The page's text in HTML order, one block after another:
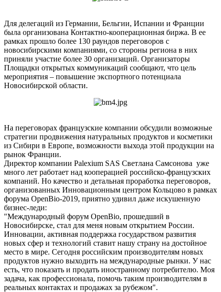
Для делегаций из Германии, Бельгии, Испании и Франции
была организована Контактно-кооперационная биржа. В ее
рамках прошло более 130 раундов переговоров с
новосибирскими компаниями, со стороны региона в них
приняли участие более 30 организаций. Организаторы
Площадки открытых коммуникаций сообщают, что цель
мероприятия – повышение экспортного потенциала
Новосибирской области.
На переговорах французские компании обсудили возможные
стратегии продвижения натуральных продуктов и косметики
из Сибири в Европе, возможности выхода этой продукции на
рынок Франции.
Директор компании Palexium SAS Светлана Самсонова уже
много лет работает над кооперацией российско-французских
компаний. Но качество и детальная проработка переговоров,
организованных Инновационным центром Кольцово в рамках
форума OpenBio-2019, приятно удивил даже искушенную
бизнес-леди:
"Международный форум OpenBio, прошедший в
Новосибирске, стал для меня новым открытием России.
Инновации, активная поддержка государством развития
новых сфер и технологий ставит нашу страну на достойное
место в мире. Сегодня российским производителям новых
продуктов нужно выходить на международные рынки. У нас
есть, что показать и продать иностранному потребителю. Моя
задача, как профессионала, помочь таким производителям в
реальных контактах и продажах за рубежом".